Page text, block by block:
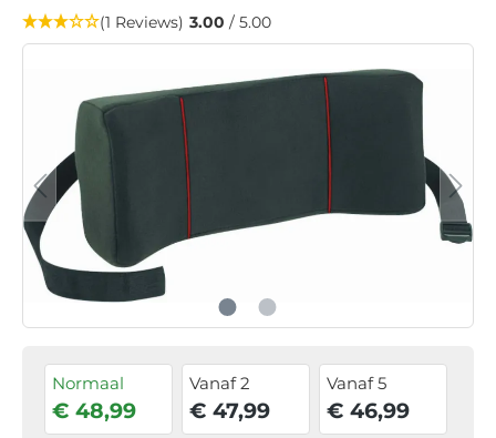
(1 Reviews) 3.00 / 5.00
Normaal
€ 48,99
Vanaf 2
€ 47,99
Vanaf 5
€ 46,99